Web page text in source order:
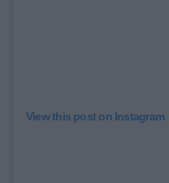
View this post on Instagram